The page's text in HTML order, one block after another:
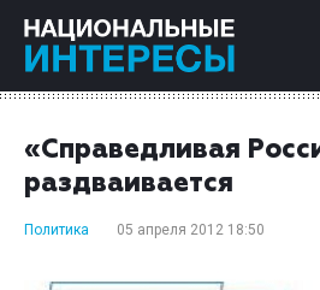
«Справедливая
раздваивается
Политика 05 апреля 2012 18:50